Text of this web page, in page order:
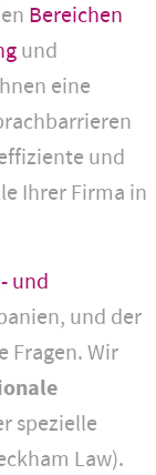
Bereichen
und
eine
und
Ihrer Firma in
und
und der
Fragen. Wir
spezielle
Law).